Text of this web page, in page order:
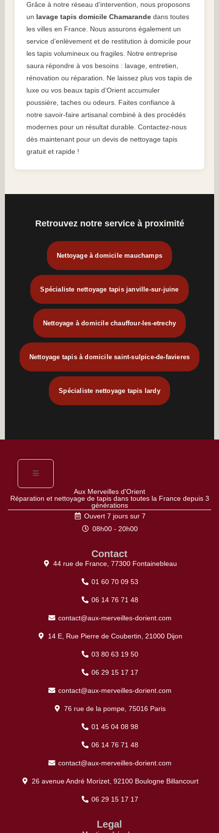
Grâce à notre réseau d’intervention, nous proposons
un lavage tapis domicile Chamarande dans toutes
les villes en France. Nous assurons également un
service d’enlèvement et de restitution à domicile pour
les tapis volumineux ou fragiles. Notre entreprise
saura répondre à vos besoins : lavage, entretien,
rénovation ou réparation. Ne laissez plus vos tapis de
luxe ou vos beaux tapis d’Orient accumuler
poussière, taches ou odeurs. Faites confiance à
notre savoir-faire artisanal combiné à des procédés
modernes pour un résultat durable. Contactez-nous
dès maintenant pour un devis de nettoyage tapis
gratuit et rapide !
Retrouvez notre service à proximité
Nettoyage à domicile mauchamps
Spécialiste nettoyage tapis janville-sur-juine
Nettoyage à domicile chauffour-les-etrechy
Nettoyage tapis à domicile saint-sulpice-de-favieres
Spécialiste nettoyage tapis lardy
Aux Merveilles d'Orient
Réparation et nettoyage de tapis dans toutes la France depuis 3
générations
Ouvert 7 jours sur 7
08h00 - 20h00
Contact
44 rue de France, 77300 Fontainebleau
01 60 70 09 53
06 14 76 71 48
contact@aux-merveilles-dorient.com
14 E, Rue Pierre de Coubertin, 21000 Dijon
03 80 63 19 50
06 29 15 17 17
contact@aux-merveilles-dorient.com
76 rue de la pompe, 75016 Paris
01 45 04 08 98
06 14 76 71 48
contact@aux-merveilles-dorient.com
26 avenue André Morizet, 92100 Boulogne Billancourt
06 29 15 17 17
Legal